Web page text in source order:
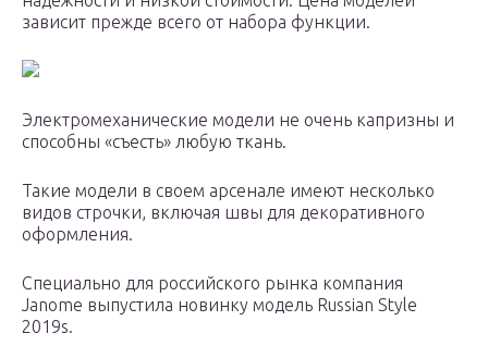
зависит прежде всего от набора функции.
Электромеханические модели не очень капризны и
способны «съесть» любую ткань.
Такие модели в своем арсенале имеют несколько
видов строчки, включая швы для декоративного
оформления.
Специально для российского рынка компания
Janome выпустила новинку модель Russian Style
2019s.